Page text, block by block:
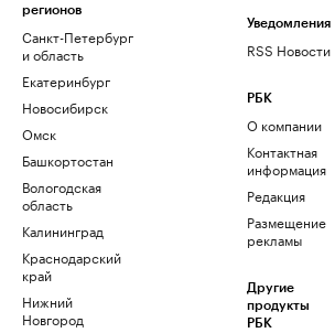
регионов
Санкт-Петербург
и область
Екатеринбург
Новосибирск
Омск
Башкортостан
Вологодская
область
Калининград
Краснодарский
край
Нижний
Новгород
Уведомления
RSS Новости
РБК
О компании
Контактная
информация
Редакция
Размещение
рекламы
Другие
продукты
РБК